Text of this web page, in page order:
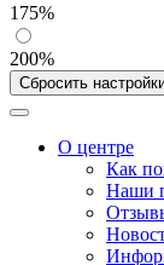
175%
200%
Сбросить
О центре
Как
Наши